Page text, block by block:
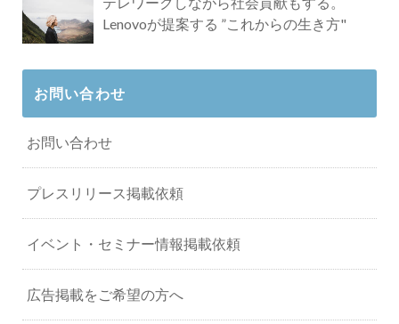
Lenovoが提案する ”これからの生き方"
お問い合わせ
お問い合わせ
プレスリリース掲載依頼
イベント・セミナー情報掲載依頼
広告掲載をご希望の方へ